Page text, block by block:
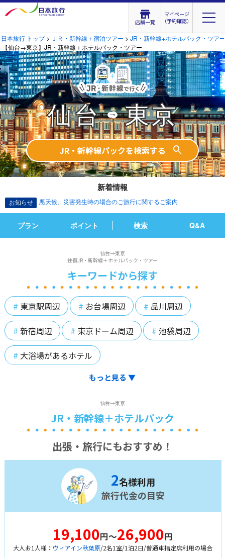
店舗一覧
マイページ
（予約確認）
日本旅行 トップ> ＪＲ・新幹線＋宿泊ツアー > JR・新幹線+ホテルパック・ツアー
【仙台→東京】JR・新幹線＋ホテルパック・ツアー
仙台
→
東京
JR・新幹線パックを検索する
新着情報
お知らせ 悪天候、災害発生時の場合のご旅行に関するご案内
プラン ポイント 検索 Q&A
仙台→東京
往復JR・新幹線＋ホテルパック・ツアー
キーワードから探す
東京駅周辺 お台場周辺 品川周辺
新宿周辺 東京ドーム周辺 池袋周辺
大浴場があるホテル
もっと見る▼
仙台→東京
JR・新幹線＋ホテルパック
出張・旅行にもおすすめ！
2名様利用
旅行代金の目安
19,100円～26,900円
大人お1人様： ヴィアイン秋葉原/2名1室/1泊2日/普通車指定席利用の場合